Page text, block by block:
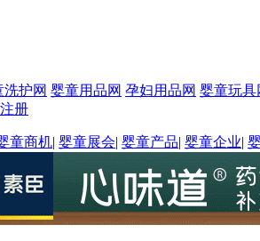
洗护网 婴童用品网 孕妇用品网 婴童玩具
册
童商机| 婴童展会| 婴童产品| 婴童企业|